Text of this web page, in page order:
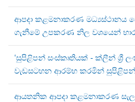
ආපදා කළමනාකරණ මධ්‍යස්ථානය
ගැනීමේ උපකරණ නිල වශයෙන්
‘සුපිළිපන් සංස්කෘතියක් - ක්ලීන් ශ්‍රී
වැඩසටහන ආරම්භ කරමින් සුපිළිපන්
ආයතනික ආපදා කළමනාකරණ